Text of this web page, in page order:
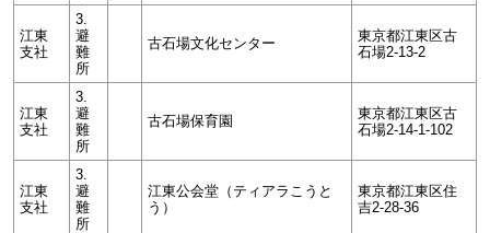
江東
支社
3.
避
難
所
古石場文化センター
東京都江東区古
石場2-13-2
江東
支社
3.
避
難
所
古石場保育園
東京都江東区古
石場2-14-1-102
江東
支社
3.
避
難
所
江東公会堂（ティアラこうと
う）
東京都江東区住
吉2-28-36